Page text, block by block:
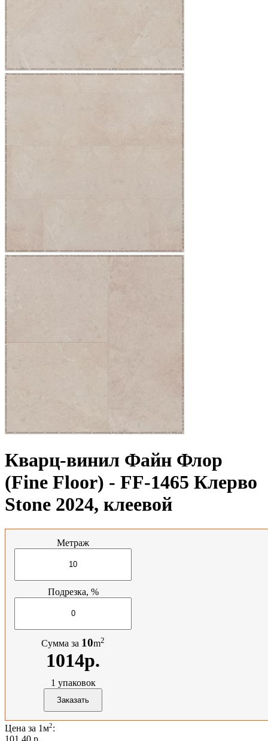
Кварц-винил Файн Флор
(Fine Floor) - FF-1465 Клерво
Stone 2024, клеевой
Метраж
Подрезка, %
Сумма за 10m2
1014р.
1 упаковок
Цена за 1м2:
101,40 p.